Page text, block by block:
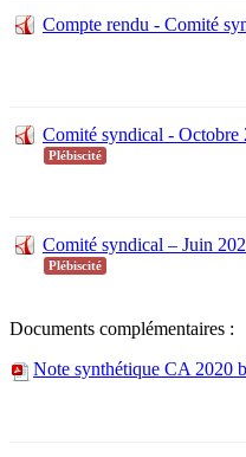
Compte rendu - Comité
Comité syndical - Octobre
Plébiscité
Comité syndical – Juin
Plébiscité
Documents complémentaires :
Note synthétique CA 2020